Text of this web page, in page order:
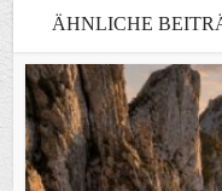
ÄHNLICHE